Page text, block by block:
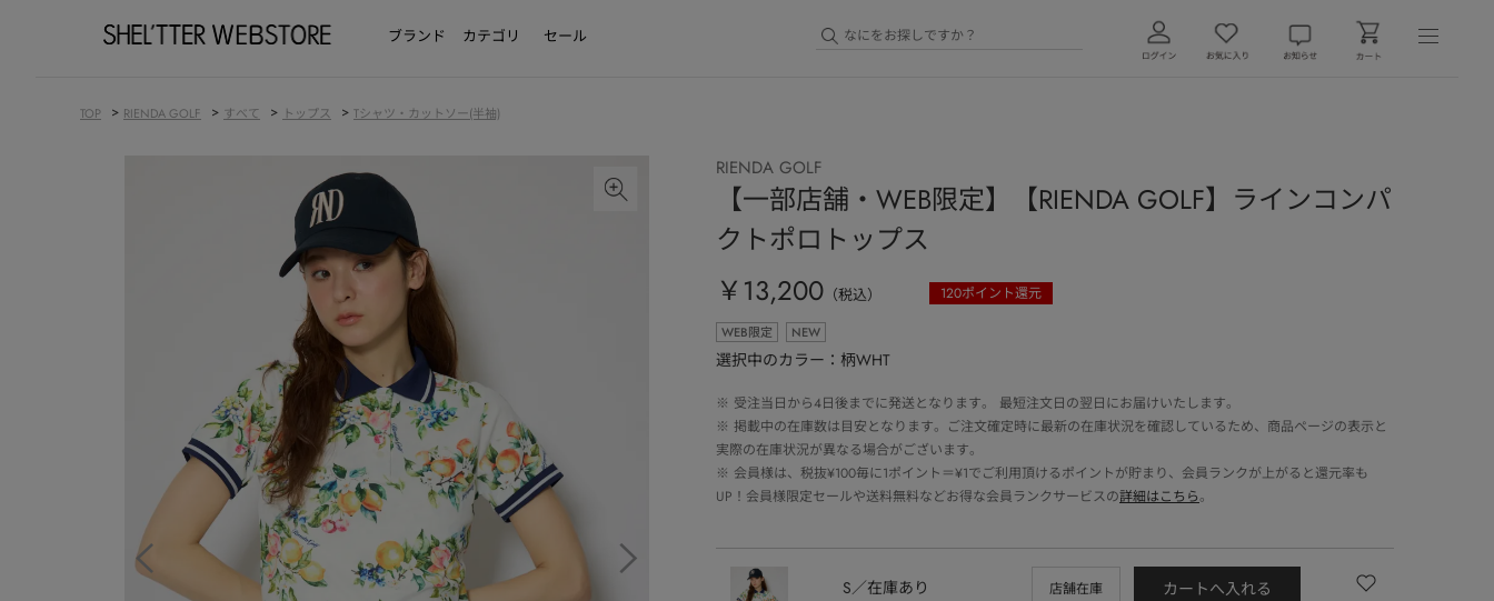
ブランド カテゴリ セール
TOP > RIENDA GOLF > すべて > トップス > Tシャツ・カットソー(半袖)
RIENDA GOLF
【一部店舗・WEB限定】【RIENDA GOLF】ラインコンパ
クトポロトップス
￥13,200 （税込） 120ポイント還元
WEB限定 NEW
選択中のカラー：柄WHT
※ 受注当日から4日後までに発送となります。 最短注文日の翌日にお届けいたします。
※ 掲載中の在庫数は目安となります。ご注文確定時に最新の在庫状況を確認しているため、商品ページの表示と
実際の在庫状況が異なる場合がございます。
※ 会員様は、税抜¥100毎に1ポイント＝¥1でご利用頂けるポイントが貯まり、会員ランクが上がると還元率も
UP！会員様限定セールや送料無料などお得な会員ランクサービスの詳細はこちら。
S 在庫あり 店舗在庫 カートへ入れる